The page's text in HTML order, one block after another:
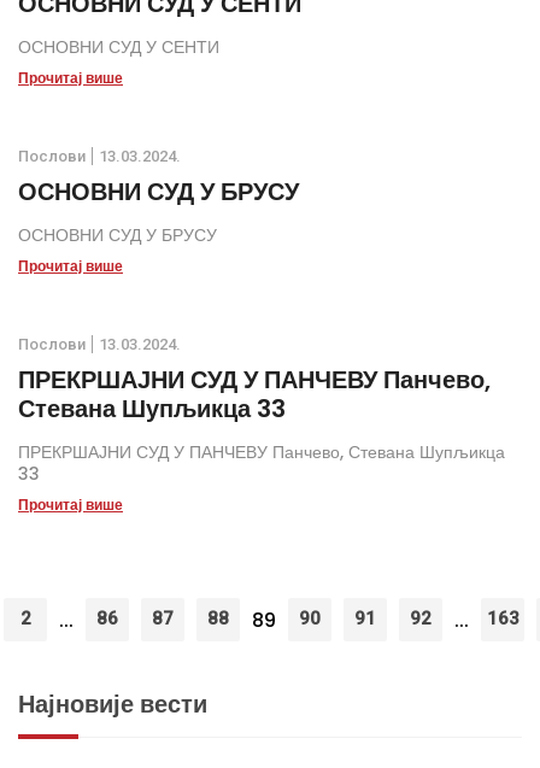
ОСНОВНИ СУД У СЕНТИ
Прочитај више
Послови 13.03.2024.
ОСНОВНИ СУД У БРУСУ
ОСНОВНИ СУД У БРУСУ
Прочитај више
Послови 13.03.2024.
ПРЕКРШАЈНИ СУД У ПАНЧЕВУ Панчево,
Стевана Шупљикца 33
ПРЕКРШАЈНИ СУД У ПАНЧЕВУ Панчево, Стевана Шупљикца
33
Прочитај више
2 ... 86 87 88 89 90 91 92 ... 163
Најновије вести